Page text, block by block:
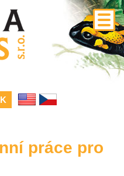
práce pro